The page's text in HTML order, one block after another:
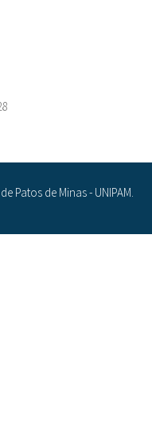
Patos de Minas - UNIPAM.